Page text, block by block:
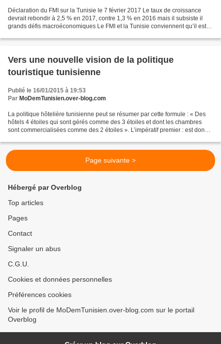
Déclaration du FMI sur la Tunisie le 7 février 2017 Le taux de croissance
devrait rebondir à 2,5 % en 2017, contre 1,3 % en 2016 mais il subsiste il
grands défis macroéconomiques Le FMI et la Tunisie conviennent qu’il est
Vers une nouvelle vision de la politique
touristique tunisienne
Publié le 16/01/2015 à 19:53
Par MoDemTunisien.over-blog.com
La politique hôtelière tunisienne peut se résumer par cette formule : « Des
hôtels 4 étoiles qui sont gérés comme des 3 étoiles et dont les chambres
sont commercialisées comme des 2 étoiles ». L’impératif premier : est donc
Page suivante >
Hébergé par Overblog
Top articles
Pages
Contact
Signaler un abus
C.G.U.
Cookies et données personnelles
Préférences cookies
Voir le profil de MoDemTunisien.over-blog.com sur le portail
Overblog